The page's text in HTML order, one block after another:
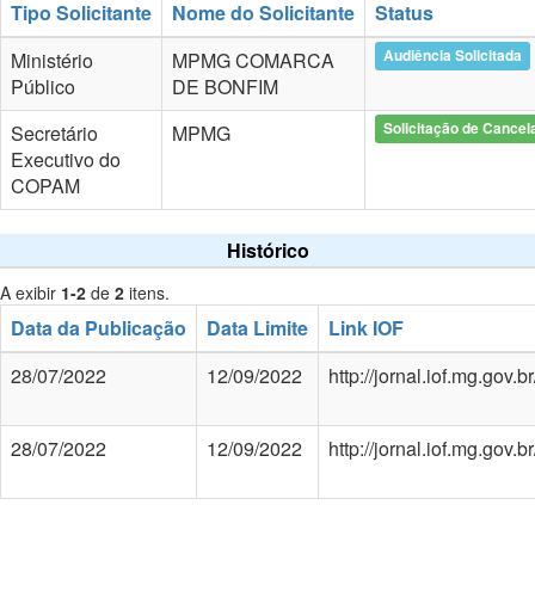
Tipo Solicitante Nome do Solicitante
Status
Ministério
Público
MPMG COMARCA
DE BONFIM
Audiência Solicitada
Secretário
Executivo do
COPAM
MPMG Solicitação de
Histórico
A exibir 1-2 de 2 itens.
Data da Publicação Data Limite
Link IOF
28/07/2022
12/09/2022 http://
28/07/2022 12/09/2022 http://